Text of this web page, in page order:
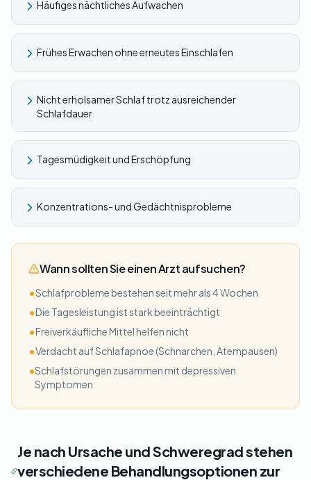
Häufiges nächtliches Aufwachen
Frühes Erwachen ohne erneutes Einschlafen
Nicht erholsamer Schlaf trotz ausreichender
Schlafdauer
Tagesmüdigkeit und Erschöpfung
Konzentrations- und Gedächtnisprobleme
Wann sollten Sie einen Arzt aufsuchen?
•Schlafprobleme bestehen seit mehr als 4 Wochen
•Die Tagesleistung ist stark beeinträchtigt
•Freiverkäufliche Mittel helfen nicht
•Verdacht auf Schlafapnoe (Schnarchen, Atempausen)
•Schlafstörungen zusammen mit depressiven
Symptomen
Je nach Ursache und Schweregrad stehen
verschiedene Behandlungsoptionen zur